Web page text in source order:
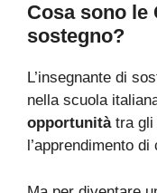
Cosa sono le
sostegno?
L’insegnante di
nella scuola
opportunitàtra gli
l’apprendimento